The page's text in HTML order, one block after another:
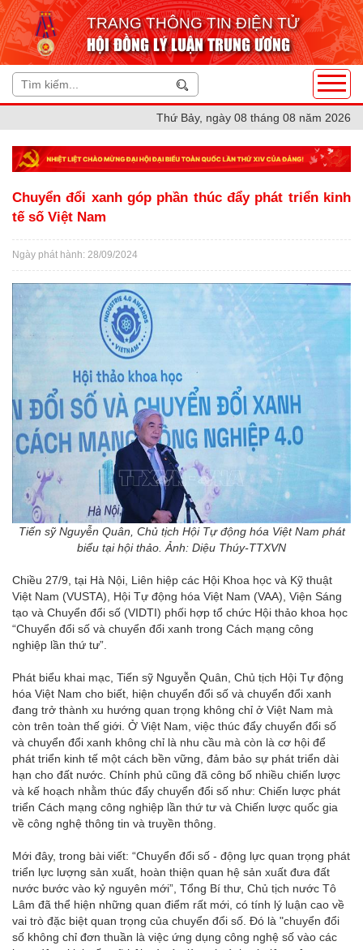
TRANG THÔNG TIN ĐIỆN TỬ
HỘI ĐỒNG LÝ LUẬN TRUNG ƯƠNG
Thứ Bảy, ngày 08 tháng 08 năm 2026
Chuyển đổi xanh góp phần thúc đẩy phát triển kinh
tế số Việt Nam
Ngày phát hành: 28/09/2024
Tiến sỹ Nguyễn Quân, Chủ tịch Hội Tự động hóa Việt Nam phát
biểu tại hội thảo. Ảnh: Diệu Thúy-TTXVN
Chiều 27/9, tại Hà Nội, Liên hiệp các Hội Khoa học và Kỹ thuật
Việt Nam (VUSTA), Hội Tự động hóa Việt Nam (VAA), Viện Sáng
tạo và Chuyển đổi số (VIDTI) phối hợp tổ chức Hội thảo khoa học
“Chuyển đổi số và chuyển đổi xanh trong Cách mạng công
nghiệp lần thứ tư”.
Phát biểu khai mạc, Tiến sỹ Nguyễn Quân, Chủ tịch Hội Tự động
hóa Việt Nam cho biết, hiện chuyển đổi số và chuyển đổi xanh
đang trở thành xu hướng quan trọng không chỉ ở Việt Nam mà
còn trên toàn thế giới. Ở Việt Nam, việc thúc đẩy chuyển đổi số
và chuyển đổi xanh không chỉ là nhu cầu mà còn là cơ hội để
phát triển kinh tế một cách bền vững, đảm bảo sự phát triển dài
hạn cho đất nước. Chính phủ cũng đã công bố nhiều chiến lược
và kế hoạch nhằm thúc đẩy chuyển đổi số như: Chiến lược phát
triển Cách mạng công nghiệp lần thứ tư và Chiến lược quốc gia
về công nghệ thông tin và truyền thông.
Mới đây, trong bài viết: “Chuyển đổi số - động lực quan trọng phát
triển lực lượng sản xuất, hoàn thiện quan hệ sản xuất đưa đất
nước bước vào kỷ nguyên mới”, Tổng Bí thư, Chủ tịch nước Tô
Lâm đã thể hiện những quan điểm rất mới, có tính lý luận cao về
vai trò đặc biệt quan trọng của chuyển đổi số. Đó là "chuyển đổi
số không chỉ đơn thuần là việc ứng dụng công nghệ số vào các